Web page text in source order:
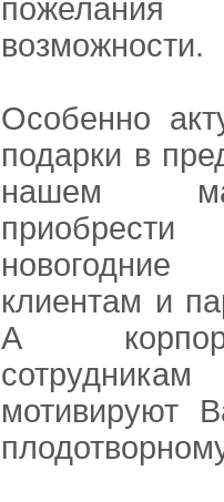
возможности.
Особенно
подарки в
нашем
клиентам и
А
мотивируют